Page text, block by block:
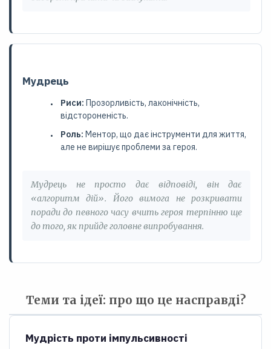
Мудрець
Риси: Прозорливість, лаконічність,
відстороненість.
Роль: Ментор, що дає інструменти для життя,
але не вирішує проблеми за героя.
Мудрець не просто дає відповіді, він дає
«алгоритм дій». Його вимога не розкривати
поради до певного часу вчить героя терпінню ще
до того, як прийде головне випробування.
Теми та ідеї: про що це насправді?
Мудрість проти імпульсивності